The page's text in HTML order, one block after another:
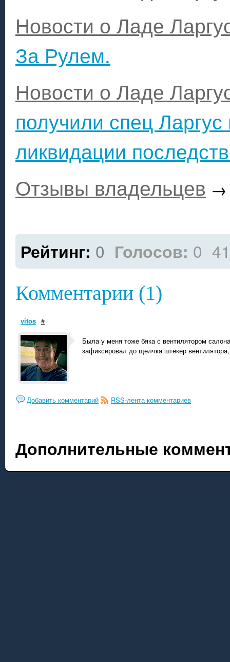
Новости о Ладе
За Рулем.
Новости о Ладе
получили спец
ликвидации
Отзывы владельцев
Рейтинг: 0 Голосов: 0
Комментарии (1)
vitos #
Была у меня тоже бяка с вентилятором
зафиксировал до щелчка штекер
Добавить комментарий RSS-лента комментариев
Дополнительные